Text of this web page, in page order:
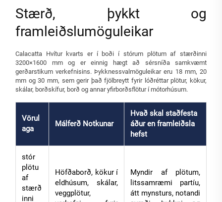
Stærð, þykkt og
framleiðslumöguleikar
Calacatta Hvítur kvarts er í boði í stórum plötum af stærðinni
3200×1600 mm og er einnig hægt að sérsníða samkvæmt
gerðarstikum verkefnisins. Þykknessvalmöguleikar eru 18 mm, 20
mm og 30 mm, sem gerir það fjölbreytt fyrir lóðréttar plötur, kökur,
skálar, borðskífur, borð og annar yfirborðsflötur í mótorhúsum.
Vörul
aga
Málferð Notkunar
Hvað skal staðfesta
áður en framleiðsla
hefst
stór
plötu
af
stærð
inni
Höfðaborð, kökur í
eldhúsum, skálar,
veggplötur,
Myndir af plötum,
litssamræmi partíu,
átt mynsturs, notandi